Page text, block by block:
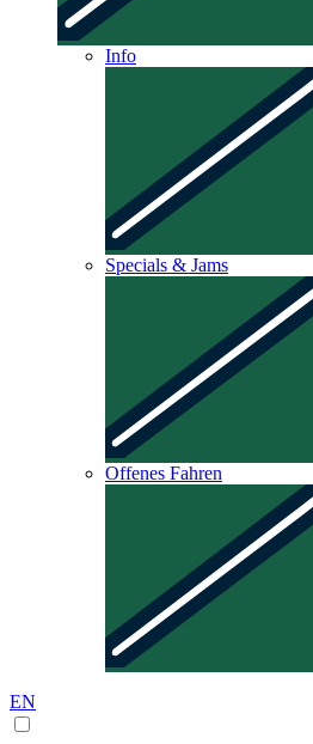
Info
Specials & Jams
Offenes Fahren
EN